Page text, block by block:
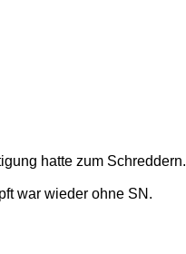
hatte zum Schreddern.
war wieder ohne SN.